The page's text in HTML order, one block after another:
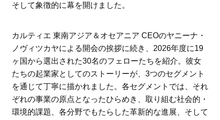
そして象徴的に幕を開けました。
カルティエ 東南アジア＆オセアニア CEOのヤニーナ・
ノヴィツカヤによる開会の挨拶に続き、2026年度に19
ヶ国から選出された30名のフェローたちを紹介。彼女
たちの起業家としてのストーリーが、3つのセグメント
を通じて丁寧に描かれました。各セグメントでは、それ
ぞれの事業の原点となったひらめき、取り組む社会的・
環境的課題、各分野でもたらした革新的な進展、そして